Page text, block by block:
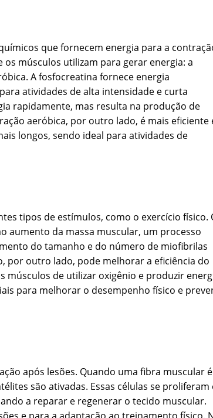
que fornecem energia para a
músculos utilizam para gerar energia: a
A fosfocreatina fornece energia
atividades de alta intensidade e curta
rapidamente, mas resulta na produção de
aeróbica, por outro lado, é mais eficiente
longos, sendo ideal para atividades de
tipos de estímulos, como o exercício físico.
aumento da massa muscular, um processo
do tamanho e do número de miofibrilas
por outro lado, pode melhorar a eficiência do
músculos de utilizar oxigênio e produzir
para melhorar o desempenho físico e
após lesões. Quando uma fibra muscular é
são ativadas. Essas células se proliferam
a reparar e regenerar o tecido muscular.